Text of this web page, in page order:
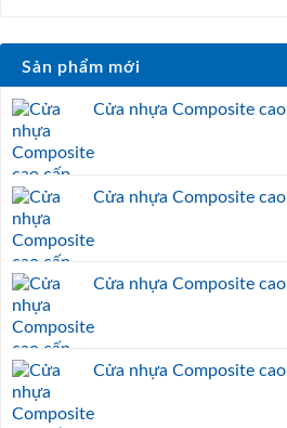
Sản phẩm mới
Cửa nhựa Composite
Cửa nhựa Composite
Cửa nhựa Composite
Cửa nhựa Composite